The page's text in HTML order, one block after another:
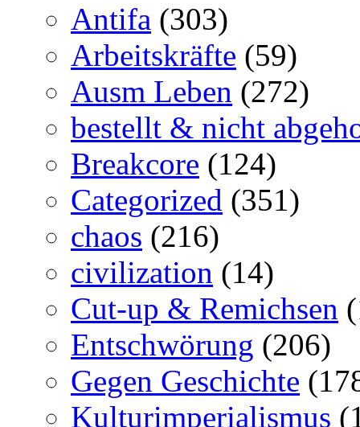
Antifa (303)
Arbeitskräfte (59)
Ausm Leben (272)
bestellt & nicht
Breakcore (124)
Categorized (351)
chaos (216)
civilization (14)
Cut-up & Remichsen
Entschwörung (206)
Gegen Geschichte
Kulturimperialismus